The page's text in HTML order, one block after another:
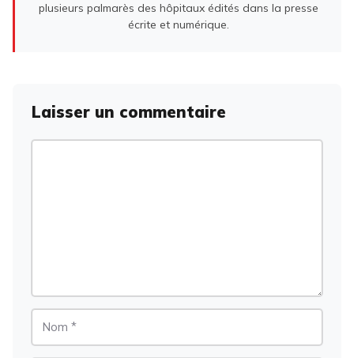
plusieurs palmarès des hôpitaux édités dans la presse
écrite et numérique.
Laisser un commentaire